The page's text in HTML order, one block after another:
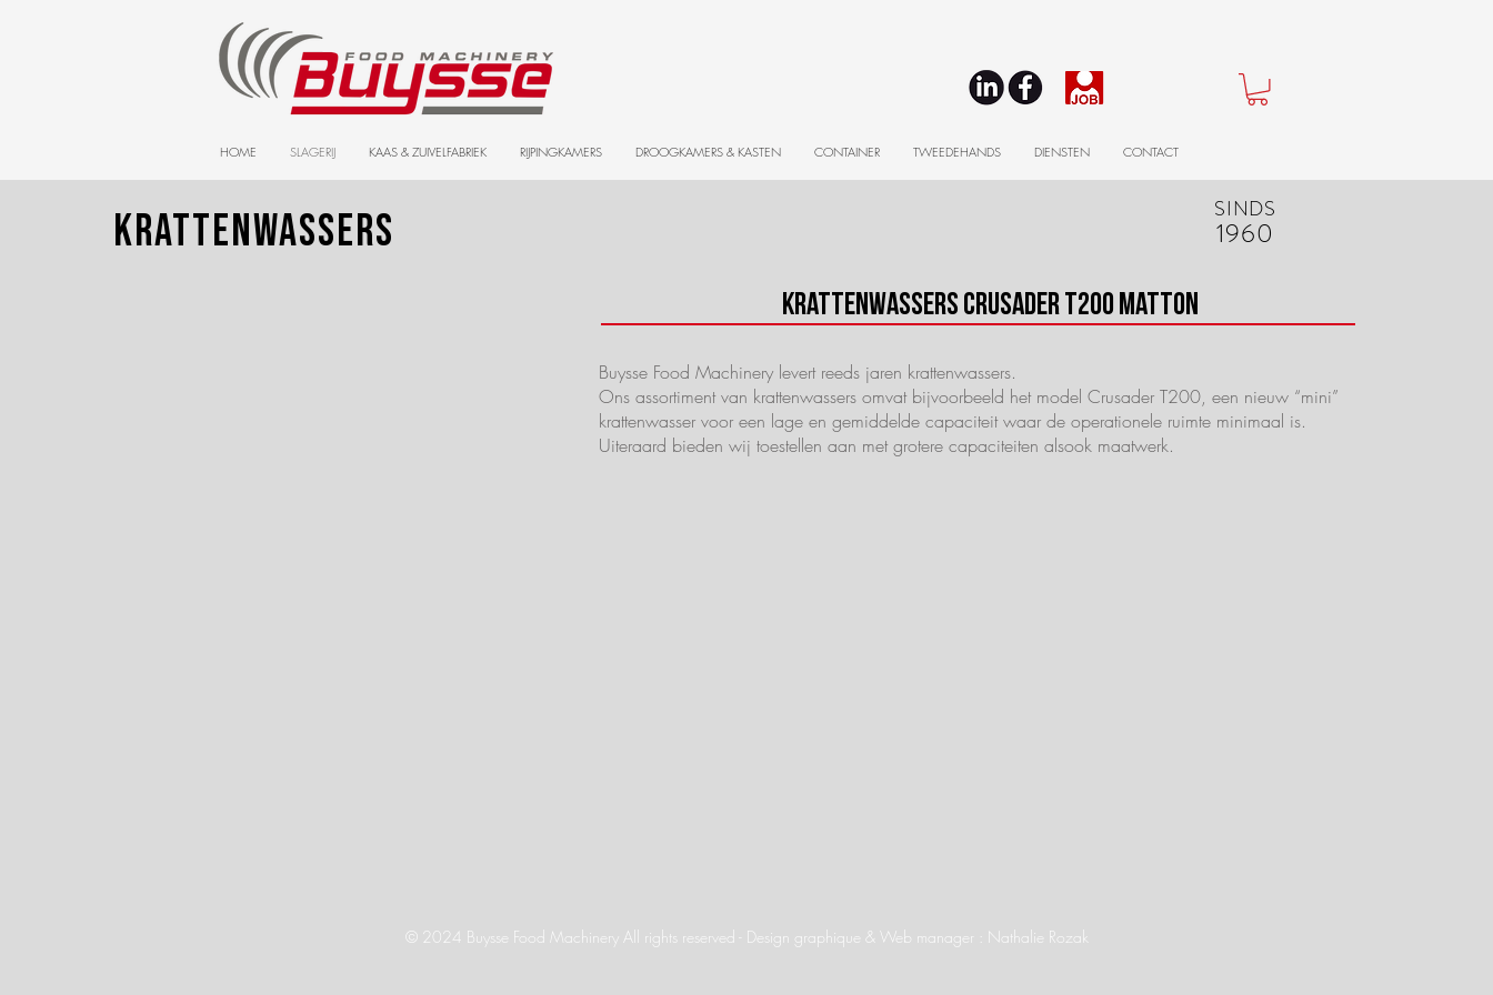
HOME SLAGERIJ KAAS & ZUIVELFABRIEK RIJPINGKAMERS DROOGKAMERS & KASTEN CONTAINER TWEEDEHANDS DIENSTEN CONTACT
SINDS
1960
Krattenwassers
Krattenwassers Crusader T200 Matton
Buysse Food Machinery levert reeds jaren krattenwassers.
Ons assortiment van krattenwassers omvat bijvoorbeeld het model Crusader T200, een nieuw “mini”
krattenwasser voor een lage en gemiddelde capaciteit waar de operationele ruimte minimaal is.
Uiteraard bieden wij toestellen aan met grotere capaciteiten alsook maatwerk.
© 2024 Buysse Food Machinery All rights reserved - Design graphique & Web manager : Nathalie Rozak